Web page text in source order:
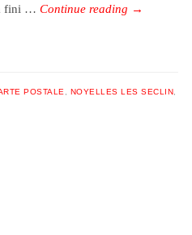
a fini …Continue reading →
POSTALE NOYELLES LES SECLIN